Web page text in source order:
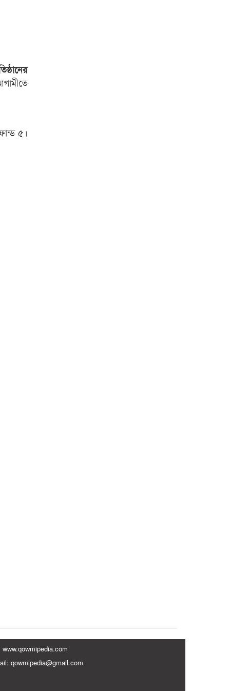
৫।
www.qowmipedia.com
qowmipedia@gmail.com